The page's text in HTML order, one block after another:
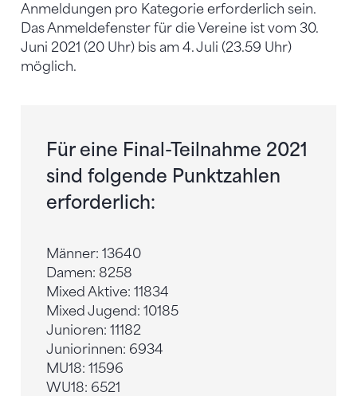
Anmeldungen pro Kategorie erforderlich sein.
Das Anmeldefenster für die Vereine ist vom 30.
Juni 2021 (20 Uhr) bis am 4. Juli (23.59 Uhr)
möglich.
Für eine Final-Teilnahme 2021
sind folgende Punktzahlen
erforderlich:
Männer: 13640
Damen: 8258
Mixed Aktive: 11834
Mixed Jugend: 10185
Junioren: 11182
Juniorinnen: 6934
MU18: 11596
WU18: 6521